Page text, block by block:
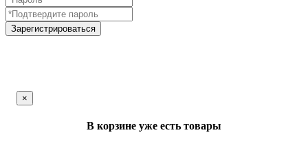
Зарегистрироваться
×
В корзине уже есть товары